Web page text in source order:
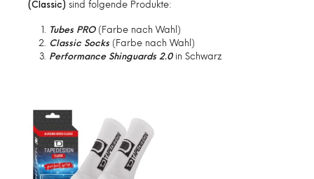
(Classic) sind folgende Produkte:
Tubes PRO(Farbe nach Wahl)
Classic Socks(Farbe nach Wahl)
Performance Shinguards 2.0 in Schwarz